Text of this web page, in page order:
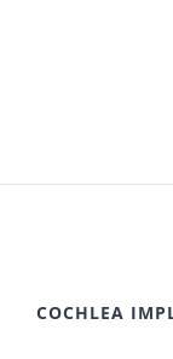
COCHLEA